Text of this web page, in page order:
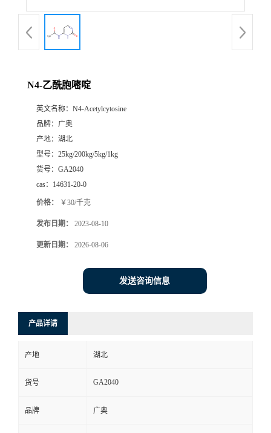
N4-乙酰胞嘧啶
英文名称： N4-Acetylcytosine
品牌： 广奥
产地： 湖北
型号： 25kg/200kg/5kg/1kg
货号： GA2040
cas： 14631-20-0
价格： ￥30/千克
发布日期： 2023-08-10
更新日期： 2026-08-06
发送咨询信息
产品详请
产地 湖北
货号 GA2040
品牌 广奥